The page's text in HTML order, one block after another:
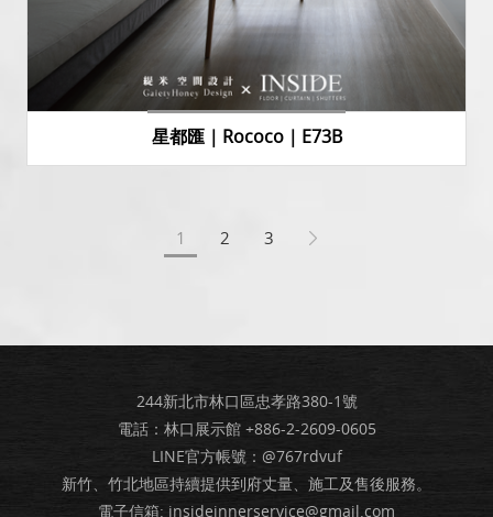
星都匯｜Rococo｜E73B
1 2 3
244新北市林口區忠孝路380-1號
電話：林口展示館 +886-2-2609-0605
LINE官方帳號：@767rdvuf
新竹、竹北地區持續提供到府丈量、施工及售後服務。
電子信箱: insideinnerservice@gmail.com